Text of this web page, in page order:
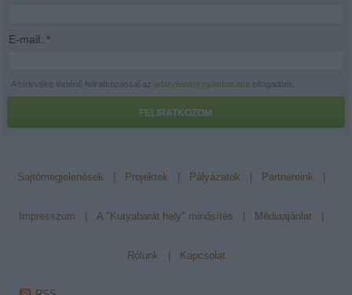
E-mail: *
A hírlevélre történő feliratkozással azadatvédelmi nyilatkozatot elfogadom.
FELIRATKOZOM
Sajtómegjelenések Projektek Pályázatok Partnereink
Impresszum A "Kutyabarát hely" minősítés Médiaajánlat
Rólunk Kapcsolat